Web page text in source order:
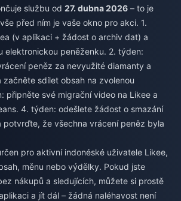
službu od 27. dubna 2026 – to je
před ním je vaše okno pro akci. 1.
(v aplikaci + žádost o archiv dat) a
elektronickou peněženku. 2. týden:
peněz za nevyužité diamanty a
sdílet obsah na zvolenou
připněte své migrační video na Likee a
4. týden: odešlete žádost o smazání
potvrďte, že všechna vrácení peněz byla
pro aktivní indonéské uživatele Likee,
měnu nebo výdělky. Pokud jste
nákupů a sledujících, můžete si prostě
a jít dál – žádná naléhavost není